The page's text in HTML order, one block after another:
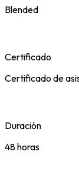
Blended
Certificado
Certificado de
Duración
48 horas